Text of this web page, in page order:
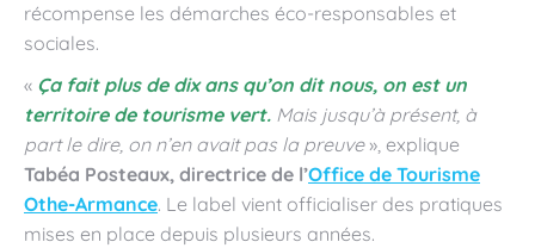
récompense les démarches éco-responsables et
sociales.
« Ça fait plus de dix ans qu’on dit nous, on est un
territoire de tourisme vert. Mais jusqu’à présent, à
part le dire, on n’en avait pas la preuve », explique
Tabéa Posteaux, directrice de l’Office de Tourisme
Othe-Armance. Le label vient officialiser des pratiques
mises en place depuis plusieurs années.